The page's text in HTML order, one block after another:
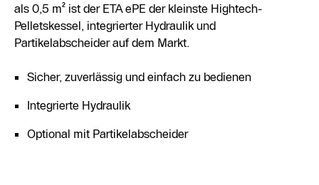
als 0,5 m² ist der ETA ePE der kleinste Hightech-
Pelletskessel, integrierter Hydraulik und
Partikelabscheider auf dem Markt.
Sicher, zuverlässig und einfach zu bedienen
Integrierte Hydraulik
Optional mit Partikelabscheider